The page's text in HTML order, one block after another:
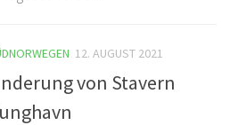
12. AUGUST 2021
von Stavern